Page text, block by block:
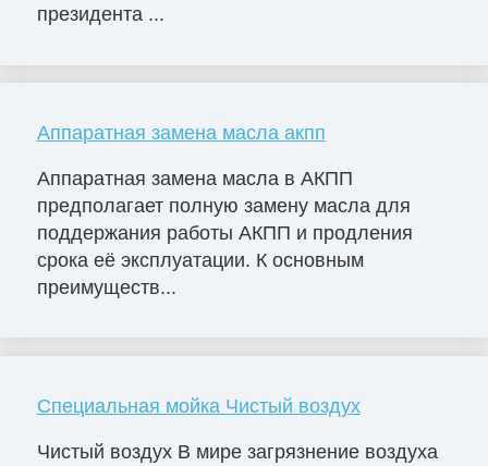
президента ...
Аппаратная замена масла акпп
Аппаратная замена масла в АКПП
предполагает полную замену масла для
поддержания работы АКПП и продления
срока её эксплуатации. К основным
преимуществ...
Специальная мойка Чистый воздух
Чистый воздух В мире загрязнение воздуха